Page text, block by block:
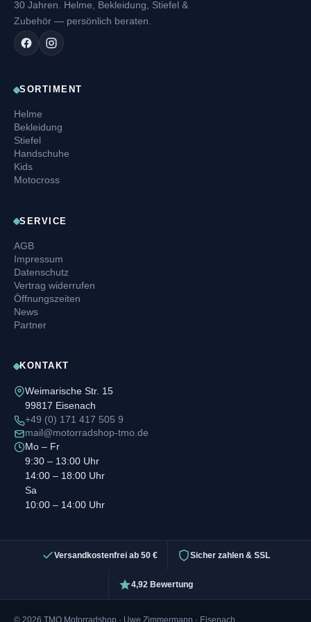
30 Jahren. Helme, Bekleidung, Stiefel &
Zubehör — persönlich beraten.
SORTIMENT
Helme
Bekleidung
Stiefel
Handschuhe
Kids
Motocross
SERVICE
AGB
Impressum
Datenschutz
Vertrag widerrufen
Öffnungszeiten
News
Partner
KONTAKT
Weimarische Str. 15
99817 Eisenach
+49 (0) 171 417 505 9
mail@motorradshop-tmo.de
Mo – Fr
9:30 – 13:00 Uhr
14:00 – 18:00 Uhr
Sa
10:00 – 14:00 Uhr
Versandkostenfrei ab 50 € Sicher zahlen & SSL
4,92 Bewertung
© 2026 TMO Motorradshop · Uwe Zimmermann · Eisenach